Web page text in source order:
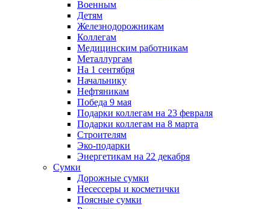
Военным
Детям
Железнодорожникам
Коллегам
Медицинским работникам
Металлургам
На 1 сентября
Начальнику
Нефтяникам
Победа 9 мая
Подарки коллегам на 23 февраля
Подарки коллегам на 8 марта
Строителям
Эко-подарки
Энергетикам на 22 декабря
Сумки
Дорожные сумки
Несессеры и косметички
Поясные сумки